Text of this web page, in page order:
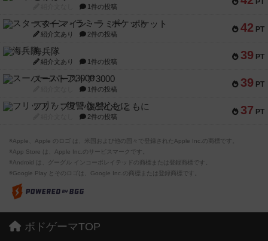
PT
1件の投稿
42 PT
スターマイン・ラミー ポケット
紹介文あり 2件の投稿
39 PT
海兵隊
紹介文あり 1件の投稿
39 PT
スーパーストア3000
1件の投稿
37 PT
フリップ７：復讐心とともに
2件の投稿
※Apple、Apple のロゴ は、米国および他の国々で登録されたApple Inc.の商標です。
※App Store は、Apple Inc.のサービスマークです。
※Android は、グーグル インコーポレイテッドの商標または登録商標です。
※Google Play とそのロゴは、Google Inc.の商標または登録商標です。
ボドゲーマTOP